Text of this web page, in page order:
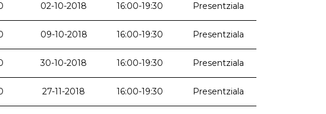
02-10-2018 16:00-19:30 Presentziala
09-10-2018 16:00-19:30 Presentziala
30-10-2018 16:00-19:30 Presentziala
27-11-2018 16:00-19:30 Presentziala